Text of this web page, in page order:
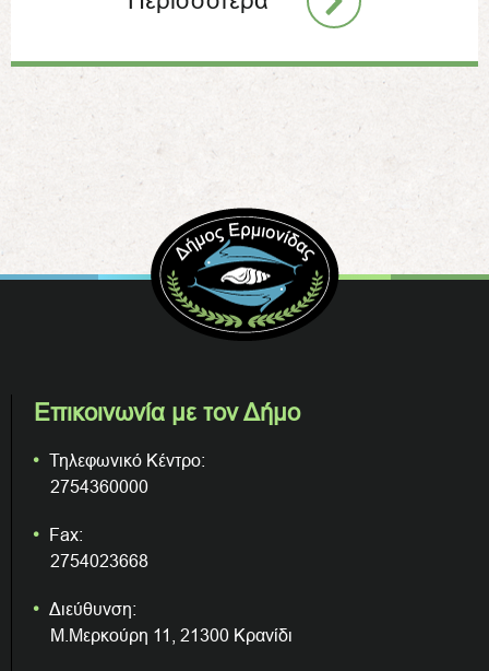
Επικοινωνία με τον Δήμο
Τηλεφωνικό Κέντρο:
2754360000
Fax:
2754023668
Διεύθυνση:
Μ.Μερκούρη 11, 21300 Κρανίδι